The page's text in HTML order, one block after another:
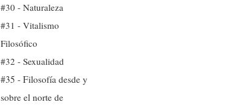
#30 - Naturaleza
#31 - Vitalismo
Filosófico
#32 - Sexualidad
#35 - Filosofía desde y
sobre el norte de